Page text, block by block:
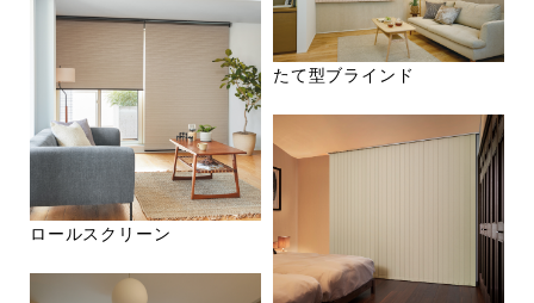
ロールスクリーン
たて型ブラインド